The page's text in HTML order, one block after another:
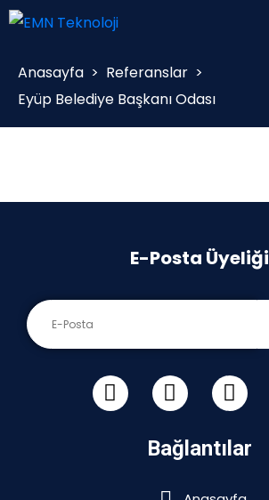
Anasayfa > Referanslar >
Eyüp Belediye Başkanı Odası
E-Posta Üyeliği
Bağlantılar